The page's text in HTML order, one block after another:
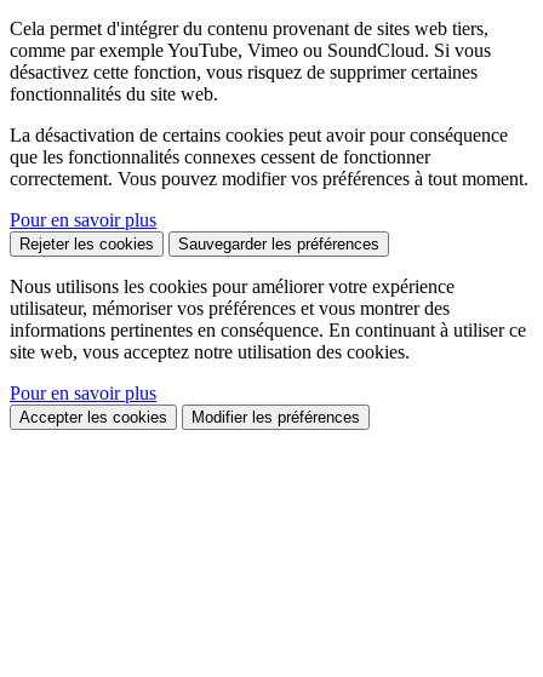
Cela permet d'intégrer du contenu provenant de sites web tiers,
comme par exemple YouTube, Vimeo ou SoundCloud. Si vous
désactivez cette fonction, vous risquez de supprimer certaines
fonctionnalités du site web.
La désactivation de certains cookies peut avoir pour conséquence
que les fonctionnalités connexes cessent de fonctionner
correctement. Vous pouvez modifier vos préférences à tout moment.
Pour en savoir plus
Rejeter les cookies Sauvegarder les préférences
Nous utilisons les cookies pour améliorer votre expérience
utilisateur, mémoriser vos préférences et vous montrer des
informations pertinentes en conséquence. En continuant à utiliser ce
site web, vous acceptez notre utilisation des cookies.
Pour en savoir plus
Accepter les cookies Modifier les préférences